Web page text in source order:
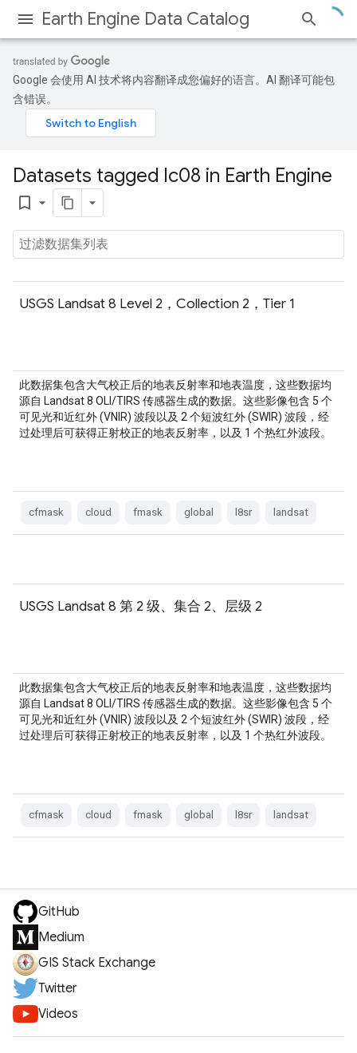
Earth Engine Data Catalog
Google 会使用 AI 技术将内容翻译成您偏好的语言。AI 翻译可能包
含错误。
Datasets tagged lc08 in Earth Engine
bookmark_border
USGS Landsat 8 Level 2，Collection 2，Tier 1
此数据集包含大气校正后的地表反射率和地表温度，这些数据均
源自 Landsat 8 OLI/TIRS 传感器生成的数据。这些影像包含 5 个
可见光和近红外 (VNIR) 波段以及 2 个短波红外 (SWIR) 波段，经
过处理后可获得正射校正的地表反射率，以及 1 个热红外波段。
cfmask cloud fmask global l8sr landsat
USGS Landsat 8 第 2 级、集合 2、层级 2
此数据集包含大气校正后的地表反射率和地表温度，这些数据均
源自 Landsat 8 OLI/TIRS 传感器生成的数据。这些影像包含 5 个
可见光和近红外 (VNIR) 波段以及 2 个短波红外 (SWIR) 波段，经
过处理后可获得正射校正的地表反射率，以及 1 个热红外波段。
cfmask cloud fmask global l8sr landsat
GitHub
Medium
GIS Stack Exchange
Twitter
Videos